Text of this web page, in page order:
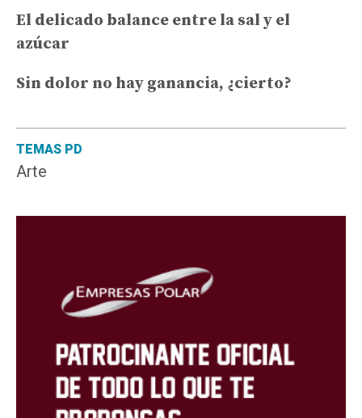
TEMAS PD
Arte
El delicado balance entre la sal y el
azúcar
Sin dolor no hay ganancia, ¿cierto?